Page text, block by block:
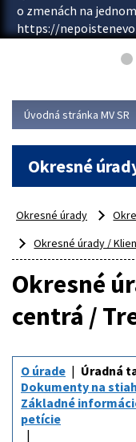
o zmenách na
https://
asociácie poisťovní
Viac
Úvodná stránka MV SR
Okresné
Okresné úrady
Okresné úrady /
Okresné
centrá /
O úrade
Úradná
Dokumenty na
Základné
petície